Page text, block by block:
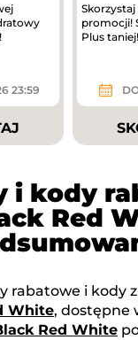
23:59
promocji!
Plus taniej!
i kody
Red
rabatowe i kody
White, dostępne
Red White